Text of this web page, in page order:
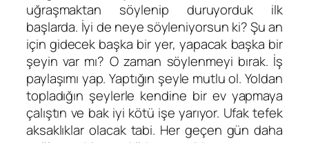
uğraşmaktan söylenip duruyorduk ilk
başlarda. İyi de neye söyleniyorsun ki? Şu an
için gidecek başka bir yer, yapacak başka bir
şeyin var mı? O zaman söylenmeyi bırak. İş
paylaşımı yap. Yaptığın şeyle mutlu ol. Yoldan
topladığın şeylerle kendine bir ev yapmaya
çalıştın ve bak iyi kötü işe yarıyor. Ufak tefek
aksaklıklar olacak tabi. Her geçen gün daha